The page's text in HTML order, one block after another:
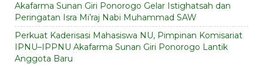
Akafarma Sunan Giri Ponorogo Gelar Istighatsah dan
Peringatan Isra Mi’raj Nabi Muhammad SAW
Perkuat Kaderisasi Mahasiswa NU, Pimpinan Komisariat
IPNU–IPPNU Akafarma Sunan Giri Ponorogo Lantik
Anggota Baru